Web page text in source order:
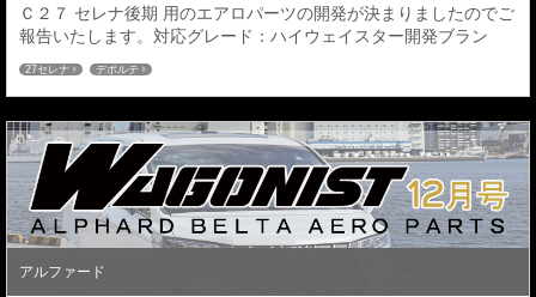
Ｃ２７ セレナ後期 用のエアロパーツの開発が決まりましたのでご
報告いたします。対応グレード：ハイウェイスター開発ブラン
ド：ＤＥＰＯＲＴＥ/デポルテ 発売時期：未定（お問い合わせくだ
さい）詳細等は未定となりますが、１１月より開発がスタートし
ます。今後進展があり次第ブログの方で告知していきますので、
新型セレナオーナーの皆様ご期待いただくとともに、意見、要望
も随時承っておりますのでどうぞ宜しく願いたしま...
27セレナ デポルテ
アルファード